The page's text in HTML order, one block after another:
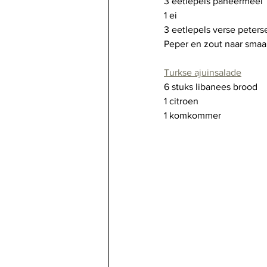
1 ei
3 eetlepels verse
Peper en zout naar
Turkse ajuinsalade
6 stuks libanees brood
1 citroen
1 komkommer